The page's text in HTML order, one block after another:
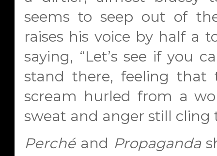
seems to seep out of
raises his voice by half a
saying, “Let’s see if you
stand there, feeling that
scream hurled from a
sweat and anger still cling
Perchéand Propaganda